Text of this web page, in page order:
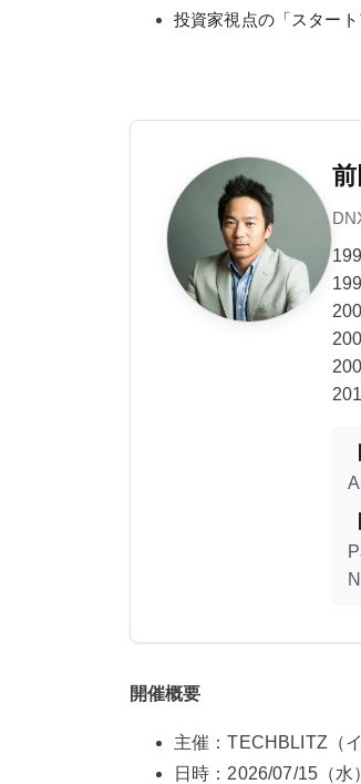
投資家視点の「スター
開催概要
主催：TECHBLITZ（
日時：2026/07/15（水